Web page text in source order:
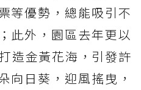
等優勢，總能吸引不
此外，園區去年更以
造金黃花海，引發許
向日葵，迎風搖曳，